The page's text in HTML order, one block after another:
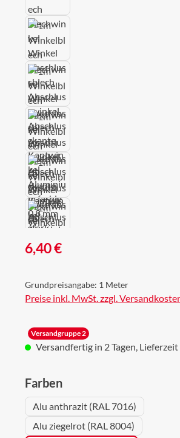
Regulärer Preis:
6,40 €
Grundpreisangabe: 1 Meter
Preise inkl. MwSt. zzgl.
Versandgruppe 2
Versandfertig in 2 Tagen, Lieferzeit
Farbenauswählen
Alu anthrazit (RAL 7016)
Alu ziegelrot (RAL 8004)